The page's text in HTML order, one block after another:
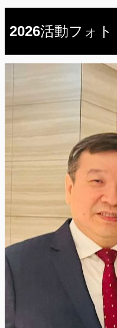
2026活動フォト